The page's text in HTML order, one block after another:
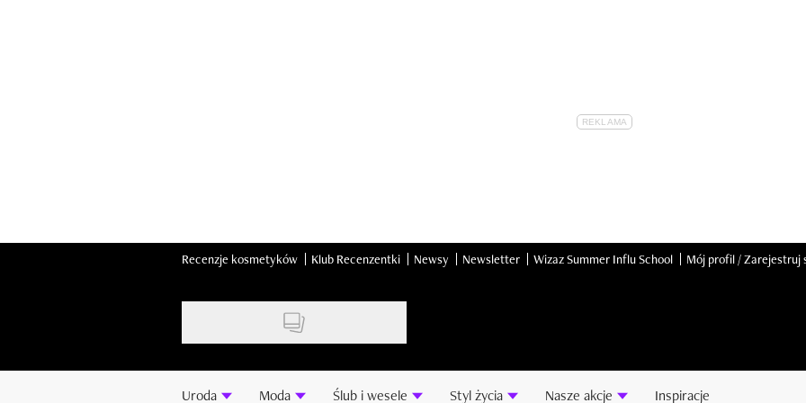
Recenzje kosmetyków Klub Recenzentki Newsy Newsletter Wizaz Summer Influ School Mój profil / Zarejestruj
Uroda Moda Ślub i wesele Styl życia Nasze akcje Inspiracje